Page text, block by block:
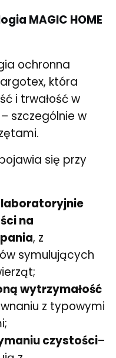
MAGIC HOME
ochronna
która
i trwałość w
szczególnie w
się przy
na
, z
symulujących
wytrzymałość
z typowymi
czystości–